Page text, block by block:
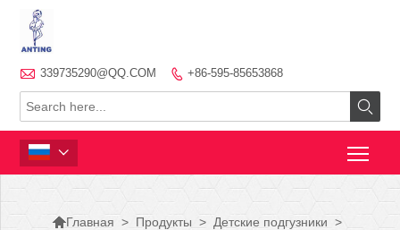
 339735290@QQ.COM  +86-595-85653868


Главная > Продукты > Детские подгузники >